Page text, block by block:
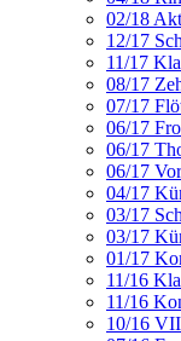
02/18
12/17
11/17
08/17
07/17
06/17
06/17
06/17
04/17
03/17
03/17
01/17
11/16
11/16
10/16